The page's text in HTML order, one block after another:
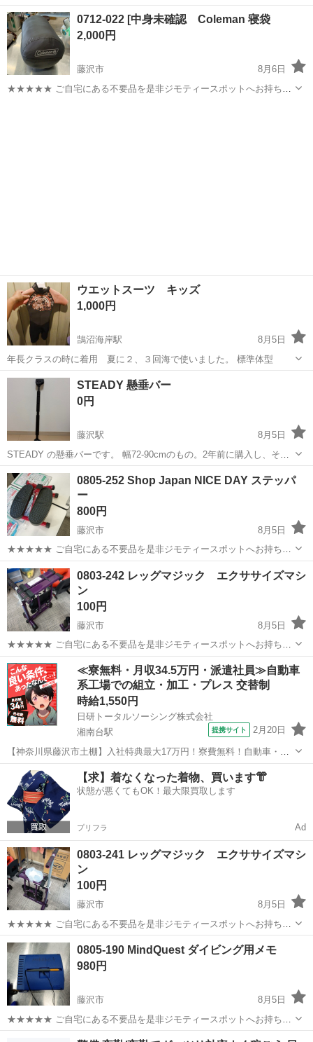
みしませんか？ 家電、趣味・スポーツ・レジャー用品、こども用品、
衣料服飾品、生活雑貨、家具、本、CD・DVDなどが無料でまとめて持
ち込めます！ ※詳細はこ...
神奈川 藤沢市 その他 MSR
0712-022 [中身未確認 Coleman 寝袋
2,000円
藤沢市
8月6日
★★★★★ ご自宅にある不要品を是非ジモティースポットへお持ち込
ウエットスーツ キッズ
1,000円
鵠沼海岸駅
8月5日
年長クラスの時に着用 夏に２、３回海で使いました。 標準体型
神奈川 藤沢市 鵠沼海岸駅
STEADY 懸垂バー
0円
藤沢駅
8月5日
STEADY の懸垂バーです。 幅72-90cmのもの。2年前に購入し、それ
なりに使ってました。引っ越しを機に不要になったのでお譲りしま
す。まだまだ使えるとか思います。説明書はないですがネットなどで
使い方は調べていただければ...
神奈川 藤沢市
0805-252 Shop Japan NICE DAY ステッパ
ー
800円
藤沢市
8月5日
★★★★★ ご自宅にある不要品を是非ジモティースポットへお持ち込
みしませんか？ 家電、趣味・スポーツ・レジャー用品、こども用品、
衣料服飾品、生活雑貨、家具、本、CD・DVDなどが無料でまとめて持
ち込めます！ ※詳細はこ...
神奈川 藤沢市 フィットネス、トレーニング ステッパー
0803-242 レッグマジック エクササイズマシ
ン
100円
藤沢市
8月5日
★★★★★ ご自宅にある不要品を是非ジモティースポットへお持ち込
みしませんか？ 家電、趣味・スポーツ・レジャー用品、こども用品、
衣料服飾品、生活雑貨、家具、本、CD・DVDなどが無料でまとめて持
ち込めます！ ※詳細はこ...
神奈川 藤沢市 フィットネス、トレーニング
レッグマジック
≪寮無料・月収34.5万円・派遣社員≫自動車
系工場での組立・加工・プレス 交替制
時給1,550円
日研トータルソーシング株式会社
湘南台駅
提携サイト 2月20日
【神奈川県藤沢市土棚】入社特典最大17万円！寮費無料！自動車・ト
ラックの組立・加工ライン作業《お仕事No.5A631》 お仕事について
自動車（小・中・大型トラック）の組立や各エンジン部品の製造を行
います。インパクトレンチ...
神奈川 湘南台駅 その他
【求】着なくなった着物、買います👘
状態が悪くてもOK！最大限買取します
プリフラ Ad
0803-241 レッグマジック エクササイズマシ
ン
100円
藤沢市
8月5日
★★★★★ ご自宅にある不要品を是非ジモティースポットへお持ち込
みしませんか？ 家電、趣味・スポーツ・レジャー用品、こども用品、
衣料服飾品、生活雑貨、家具、本、CD・DVDなどが無料でまとめて持
ち込めます！ ※詳細はこ...
神奈川 藤沢市 フィットネス、トレーニング
レッグマジック
0805-190 MindQuest ダイビング用メモ
980円
藤沢市
8月5日
★★★★★ ご自宅にある不要品を是非ジモティースポットへお持ち込
みしませんか？ 家電、趣味・スポーツ・レジャー用品、こども用品、
藤沢市 その他 現地